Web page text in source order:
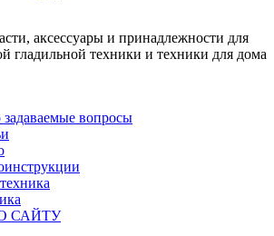
аксессуары и принадлежности для
гладильной техники и техники для дома
задаваемые вопросы
САЙТУ